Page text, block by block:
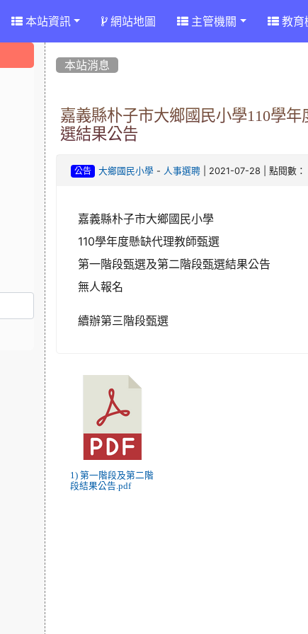
本站資訊 網站地圖 主管機關 教育
本站消息
嘉義縣朴子市大鄉國民小學110學
選結果公告
公告 大鄉國民小學 - 人事選聘 | 2021-07-28 | 點閱數
嘉義縣朴子市大鄉國民小學
110學年度懸缺代理教師甄選
第一階段甄選及第二階段甄選結果公告
無人報名
續辦第三階段甄選
1) 第一階段及第二階
段結果公告.pdf